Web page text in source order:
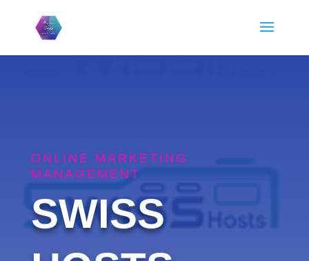
ONLINE MARKETING
MANAGEMENT
SWISS